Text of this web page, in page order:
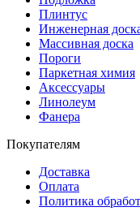
Плинтус
Инженерная
Массивная доска
Пороги
Паркетная химия
Аксессуары
Линолеум
Фанера
Покупателям
Доставка
Оплата
Политика